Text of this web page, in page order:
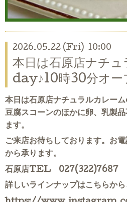
2026.05.22 (Fri) 10:00
本日は石原店ナチュ
day♪10時30分オー
本日は石原店ナチュラルカレー
豆腐スコーンのほかに卵、乳製
ます。
ご来店お待ちしております。お
から承ります。
石原店TEL 027(322)7687
詳しいラインナップはこちらから